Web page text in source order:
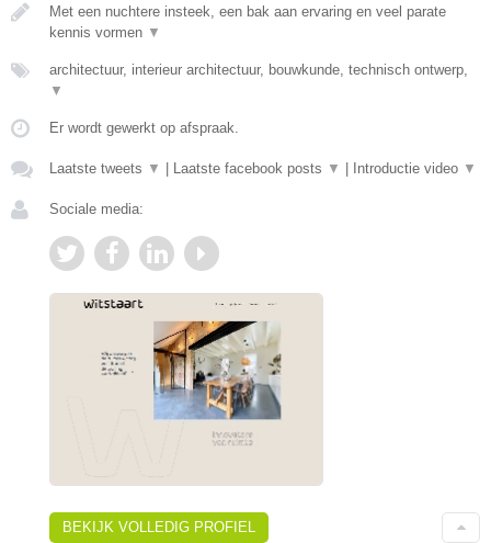
Met een nuchtere insteek, een bak aan ervaring en veel parate
kennis vormen ▼
architectuur, interieur architectuur, bouwkunde, technisch ontwerp,
▼
Er wordt gewerkt op afspraak.
Laatste tweets ▼ Laatste facebook posts ▼ Introductie video ▼
Sociale media:
BEKIJK VOLLEDIG PROFIEL